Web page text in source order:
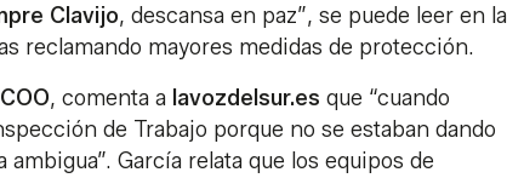
Clavijo, descansa en paz”, se puede leer en la
reclamando mayores medidas de protección.
, comenta a lavozdelsur.es que “cuando
de Trabajo porque no se estaban dando
García relata que los equipos de